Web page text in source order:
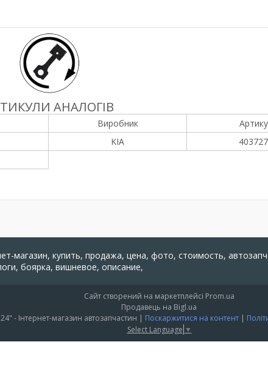
АНАЛОГІВ
Виробник
KIA
магазин, купить, продажа, цена, фото, стоимость,
боярка, вишневое, описание,
Сайт створений на маркетплейсі Prom.ua
Продавець на Bigl.ua
"PARTS 24" - Інтернет-магазин автозапчастин | Поскаржитися на контент |
Select Language ▼